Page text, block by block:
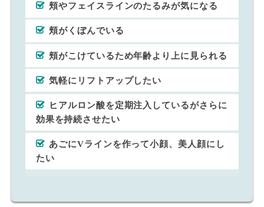
頬やフェイスラインのたるみが気になる
頬がくぼんでいる
頬がこけているため年齢より上に見られる
気軽にリフトアップしたい
ヒアルロン酸を定期注入しているがさらに
効果を持続させたい
あごにVラインを作って小顔、美人顔にし
たい